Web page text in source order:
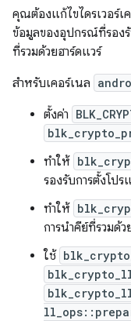
คุณต้องแก้ไขไดรเวอร์
ข้อมูลของอุปกรณ์ที่รอง
ที่รวมด้วยฮาร์ดแวร์
สำหรับเคอร์เนล
ตั้งค่า
ทำให้
รองรับการตั้งโป
ทำให้
การนำคีย์ที่รวมด้ว
ใช้